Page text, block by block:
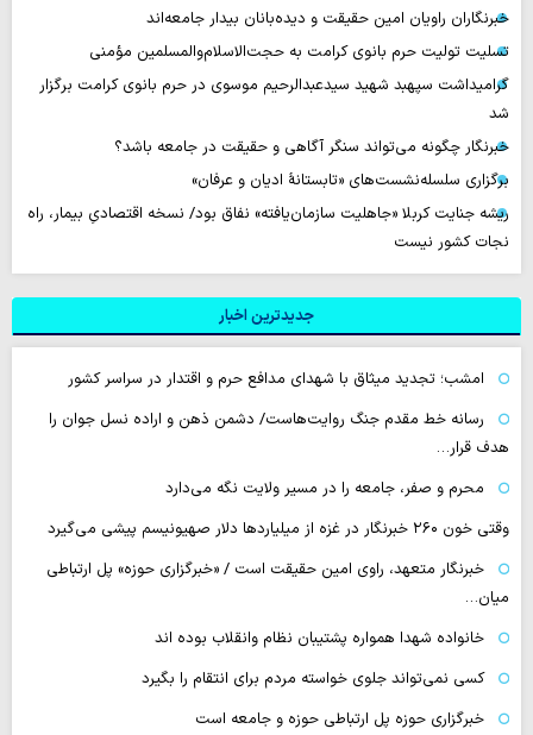
خبرنگاران راویان امین حقیقت و دیده‌بانان بیدار جامعه‌اند
تسلیت تولیت حرم بانوی کرامت به حجت‌الاسلام‌والمسلمین مؤمنی
گرامیداشت سپهبد شهید سیدعبدالرحیم موسوی در حرم بانوی کرامت برگزار
شد
خبرنگار چگونه می‌تواند سنگر آگاهی و حقیقت در جامعه باشد؟
برگزاری سلسله‌نشست‌های «تابستانهٔ ادیان و عرفان»
ریشه جنایت کربلا «جاهلیت سازمان‌یافته» نفاق بود/ نسخه اقتصادیِ بیمار، راه
نجات کشور نیست
جدیدترین اخبار
امشب؛ تجدید میثاق با شهدای مدافع حرم و اقتدار در سراسر کشور
رسانه‌ خط مقدم جنگ روایت‌هاست/ دشمن ذهن و اراده نسل جوان را
هدف قرار…
محرم و صفر، جامعه را در مسیر ولایت نگه می‌دارد
وقتی خون ۲۶۰ خبرنگار در غزه از میلیاردها دلار صهیونیسم پیشی می‌گیرد
خبرنگار متعهد، راوی امین حقیقت است / «خبرگزاری حوزه» پل ارتباطی
میان…
خانواده شهدا همواره پشتیبان نظام وانقلاب بوده اند
کسی نمی‌تواند جلوی خواسته مردم برای انتقام را بگیرد
خبرگزاری حوزه پل ارتباطی حوزه و جامعه است